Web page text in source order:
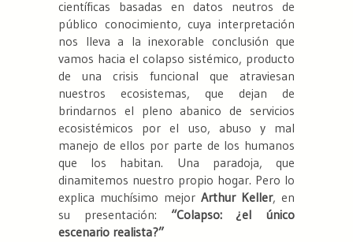
científicas basadas en datos neutros de
público conocimiento, cuya interpretación
nos lleva a la inexorable conclusión que
vamos hacia el colapso sistémico, producto
de una crisis funcional que atraviesan
nuestros ecosistemas, que dejan de
brindarnos el pleno abanico de servicios
ecosistémicos por el uso, abuso y mal
manejo de ellos por parte de los humanos
que los habitan. Una paradoja, que
dinamitemos nuestro propio hogar. Pero lo
explica muchísimo mejor Arthur Keller, en
su presentación: “Colapso: ¿el único
escenario realista?”